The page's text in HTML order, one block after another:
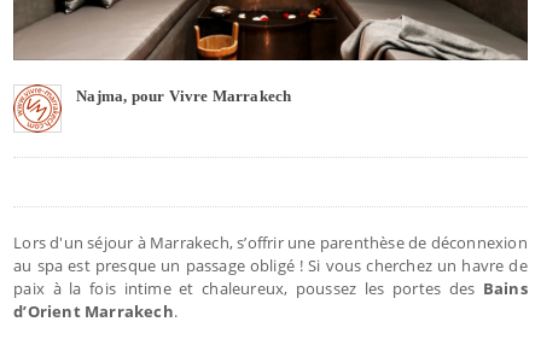
Najma, pour Vivre Marrakech
Lors d'un séjour à Marrakech, s’offrir une parenthèse de déconnexion
au spa est presque un passage obligé ! Si vous cherchez un havre de
paix à la fois intime et chaleureux, poussez les portes des Bains
d’Orient Marrakech.